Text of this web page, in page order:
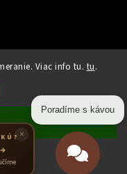
Viac info tu. tu.
práva vyhradené.
cookies
Poradíme s kávou
×
→